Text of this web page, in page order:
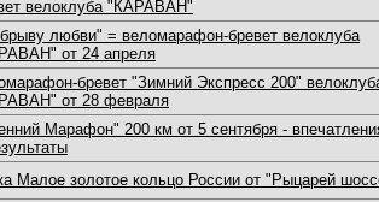
велоклуба "КАРАВАН"
любви" = веломарафон-бревет велоклуба
от 24 апреля
бревет "Зимний Экспресс 200"
от 28 февраля
Марафон" 200 км от 5 сентября -
Малое золотое кольцо России от "Рыцарей